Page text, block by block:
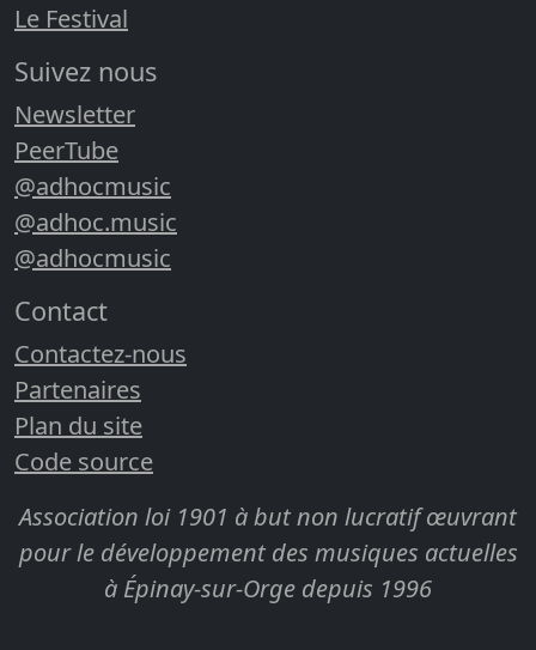
Le Festival
Suivez nous
Newsletter
PeerTube
@adhocmusic
@adhoc.music
@adhocmusic
Contact
Contactez-nous
Partenaires
Plan du site
Code source
Association loi 1901 à but non lucratif œuvrant
pour le développement des musiques actuelles
à Épinay-sur-Orge depuis 1996